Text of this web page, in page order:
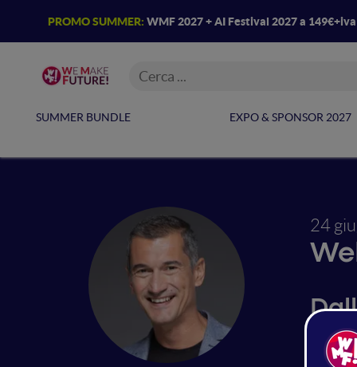
PROMO SUMMER: WMF 2027 + AI Festival 2027 a
SUMMER BUNDLE EXPO & SPONSOR 2027
24
E’